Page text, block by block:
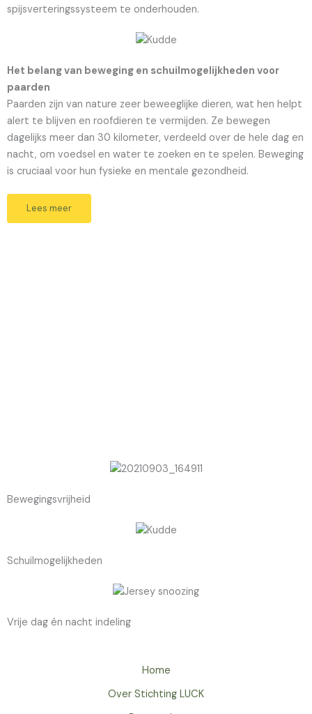
spijsverteringssysteem te onderhouden.
Het belang van beweging en schuilmogelijkheden voor
paarden
Paarden zijn van nature zeer beweeglijke dieren, wat hen helpt
alert te blijven en roofdieren te vermijden. Ze bewegen
dagelijks meer dan 30 kilometer, verdeeld over de hele dag en
nacht, om voedsel en water te zoeken en te spelen. Beweging
is cruciaal voor hun fysieke en mentale gezondheid.
Lees meer
Bewegingsvrijheid
Schuilmogelijkheden
Vrije dag én nacht indeling
Home
Over Stichting LUCK